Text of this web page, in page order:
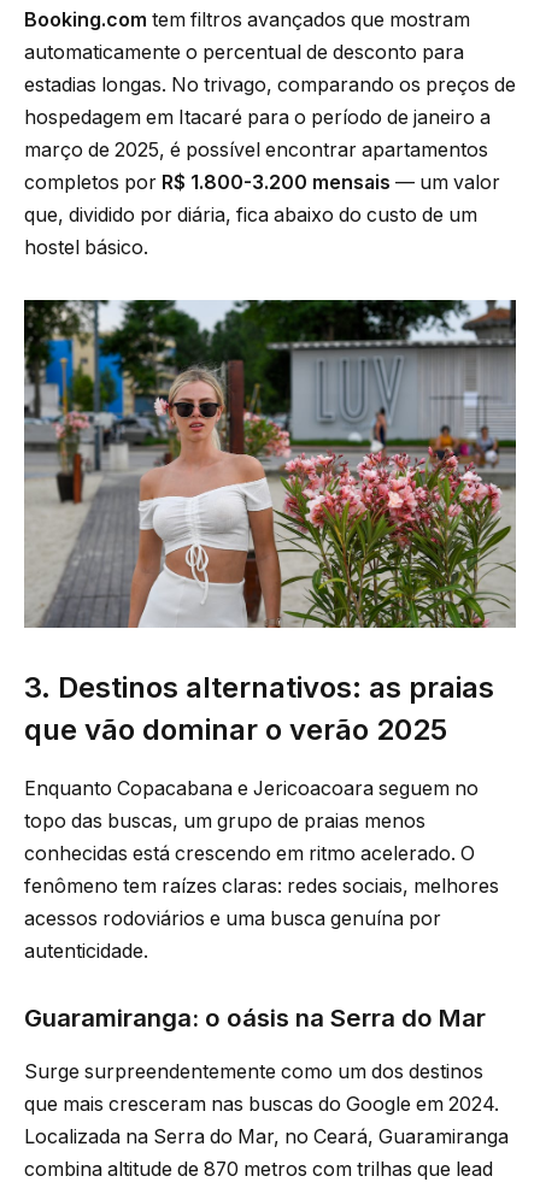
Booking.com tem filtros avançados que mostram
automaticamente o percentual de desconto para
estadias longas. No trivago, comparando os preços de
hospedagem em Itacaré para o período de janeiro a
março de 2025, é possível encontrar apartamentos
completos por R$ 1.800-3.200 mensais — um valor
que, dividido por diária, fica abaixo do custo de um
hostel básico.
3. Destinos alternativos: as praias
que vão dominar o verão 2025
Enquanto Copacabana e Jericoacoara seguem no
topo das buscas, um grupo de praias menos
conhecidas está crescendo em ritmo acelerado. O
fenômeno tem raízes claras: redes sociais, melhores
acessos rodoviários e uma busca genuína por
autenticidade.
Guaramiranga: o oásis na Serra do Mar
Surge surpreendentemente como um dos destinos
que mais cresceram nas buscas do Google em 2024.
Localizada na Serra do Mar, no Ceará, Guaramiranga
combina altitude de 870 metros com trilhas que lead